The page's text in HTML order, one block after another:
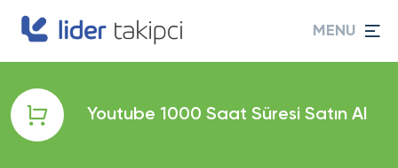
MENU
Youtube 1000 Saat Süresi Satın Al